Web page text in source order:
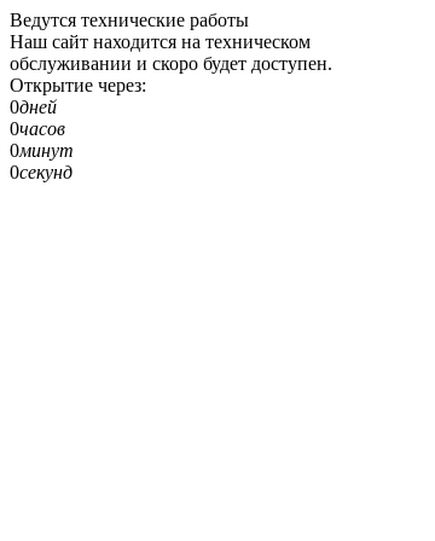
Ведутся технические работы
Наш сайт находится на техническом
обслуживании и скоро будет доступен.
Открытие через:
0дней
0часов
0минут
0секунд